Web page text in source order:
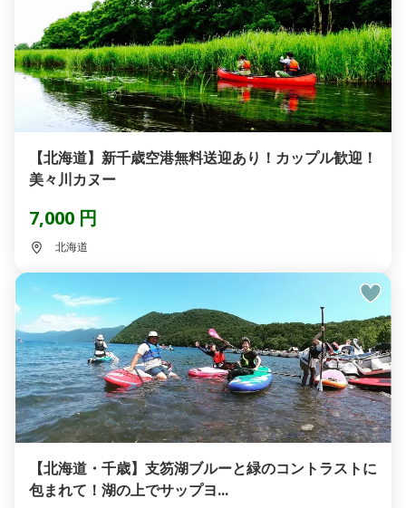
【北海道】新千歳空港無料送迎あり！カップル歓迎！
美々川カヌー
7,000 円
北海道
【北海道・千歳】支笏湖ブルーと緑のコントラストに
包まれて！湖の上でサップヨ...